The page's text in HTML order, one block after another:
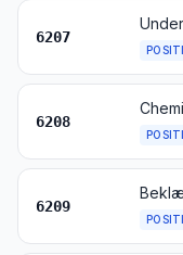
6207
6208
6209